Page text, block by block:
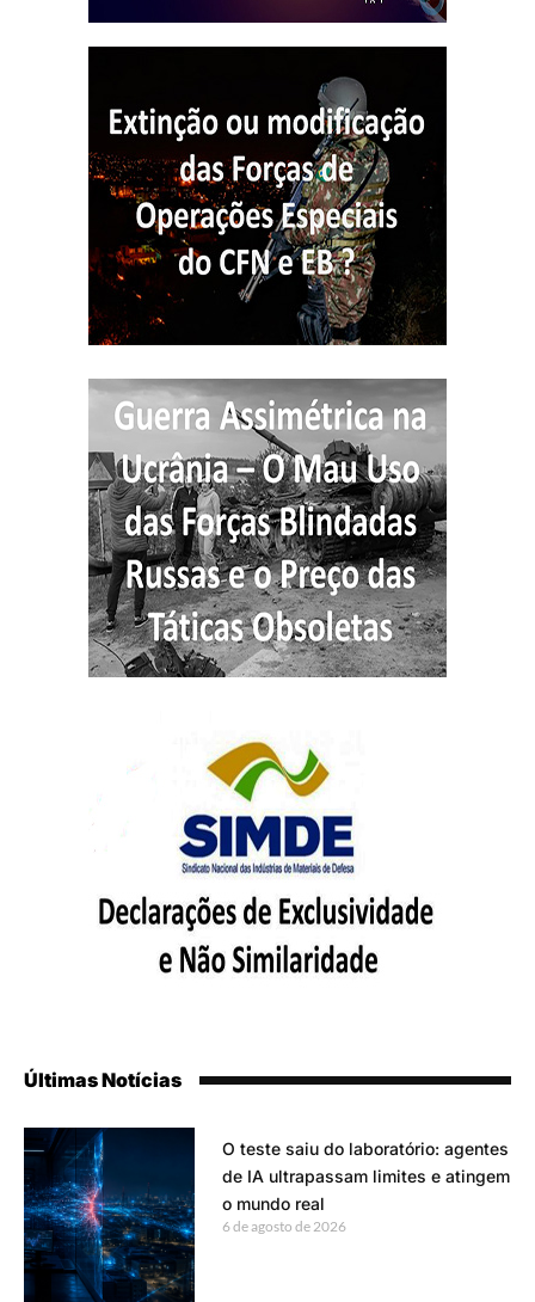
Últimas Notícias
O teste saiu do laboratório: agentes
de IA ultrapassam limites e atingem
o mundo real
6 de agosto de 2026